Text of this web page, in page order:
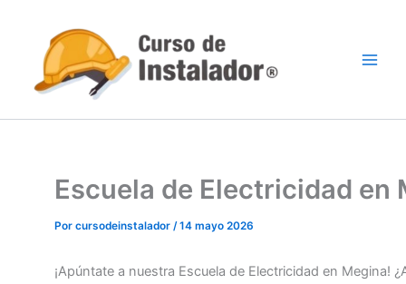
contenido
Escuela de Electricidad en
Por cursodeinstalador /14 mayo 2026
¡Apúntate a nuestra Escuela de Electricidad en Megina!